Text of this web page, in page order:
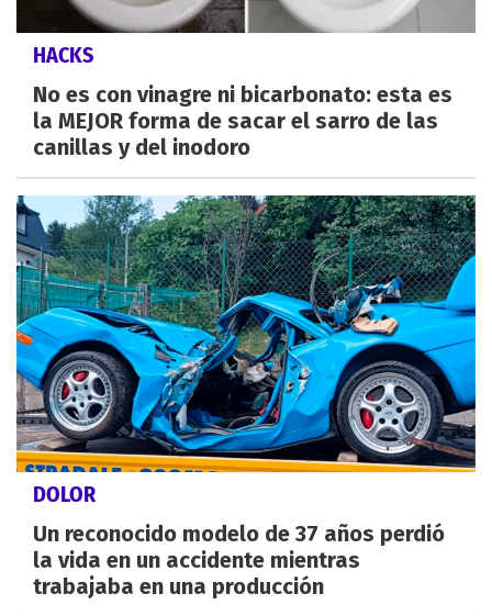
HACKS
No es con vinagre ni bicarbonato: esta es
la MEJOR forma de sacar el sarro de las
canillas y del inodoro
DOLOR
Un reconocido modelo de 37 años perdió
la vida en un accidente mientras
trabajaba en una producción